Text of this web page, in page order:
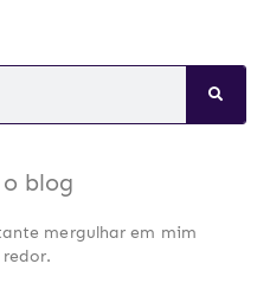
blog
mergulhar em mim